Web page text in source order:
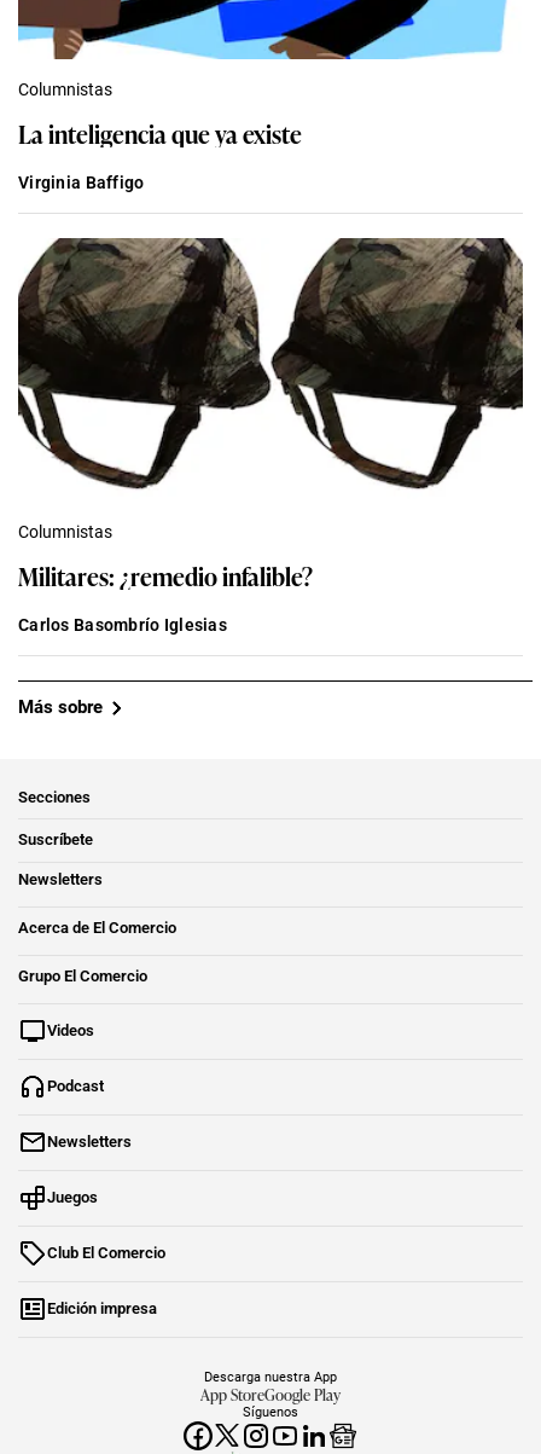
Columnistas
La inteligencia que ya existe
Virginia Baffigo
Columnistas
Militares: ¿remedio infalible?
Carlos Basombrío Iglesias
Más sobre
Secciones
Suscríbete
Newsletters
Acerca de El Comercio
Grupo El Comercio
Videos
Podcast
Newsletters
Juegos
Club El Comercio
Edición impresa
Síguenos
Descarga nuestra App
App StoreGoogle Play